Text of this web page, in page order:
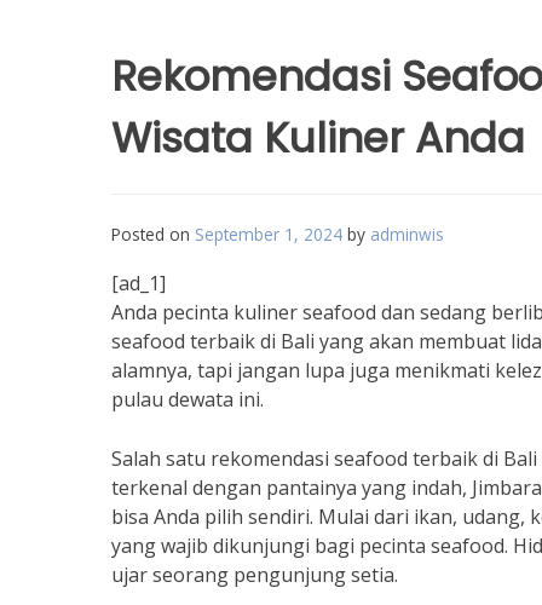
Rekomendasi
Wisata Kuliner Anda
Posted on September 1, 2024 by adminwis
[ad_1]
Anda pecinta kuliner seafood dan sedang
seafood terbaik di Bali yang akan membuat
alamnya, tapi jangan lupa juga menikmati
pulau dewata ini.
Salah satu rekomendasi seafood terbaik di
terkenal dengan pantainya yang indah,
bisa Anda pilih sendiri. Mulai dari ikan, udang,
yang wajib dikunjungi bagi pecinta seafood.
ujar seorang pengunjung setia.